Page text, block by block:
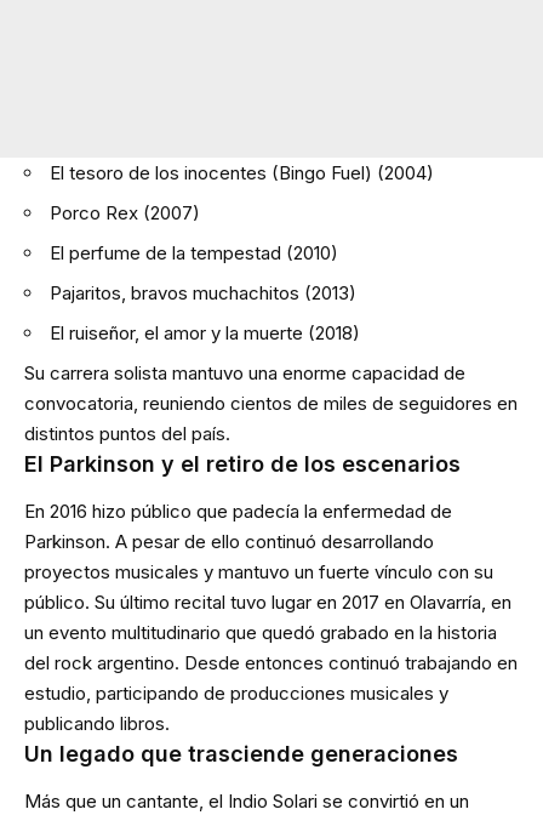
El tesoro de los inocentes (Bingo Fuel) (2004)
Porco Rex (2007)
El perfume de la tempestad (2010)
Pajaritos, bravos muchachitos (2013)
El ruiseñor, el amor y la muerte (2018)
Su carrera solista mantuvo una enorme capacidad de
convocatoria, reuniendo cientos de miles de seguidores en
distintos puntos del país.
El Parkinson y el retiro de los escenarios
En 2016 hizo público que padecía la enfermedad de
Parkinson. A pesar de ello continuó desarrollando
proyectos musicales y mantuvo un fuerte vínculo con su
público. Su último recital tuvo lugar en 2017 en Olavarría, en
un evento multitudinario que quedó grabado en la historia
del rock argentino. Desde entonces continuó trabajando en
estudio, participando de producciones musicales y
publicando libros.
Un legado que trasciende generaciones
Más que un cantante, el Indio Solari se convirtió en un